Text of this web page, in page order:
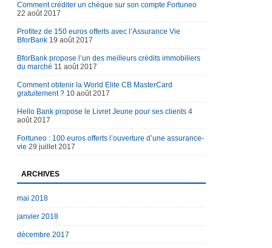
Comment créditer un chèque sur son compte Fortuneo
22 août 2017
Profitez de 150 euros offerts avec l’Assurance Vie
BforBank 19 août 2017
BforBank propose l’un des meilleurs crédits immobiliers
du marché 11 août 2017
Comment obtenir la World Elite CB MasterCard
gratuitement ? 10 août 2017
Hello Bank propose le Livret Jeune pour ses clients 4
août 2017
Fortuneo : 100 euros offerts l’ouverture d’une assurance-
vie 29 juillet 2017
ARCHIVES
mai 2018
janvier 2018
décembre 2017